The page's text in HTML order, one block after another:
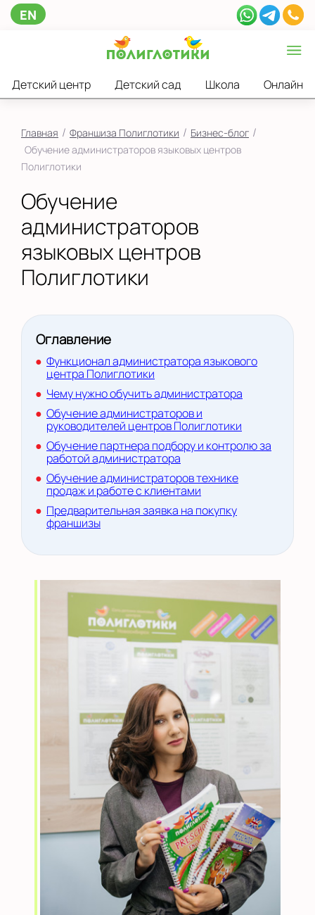
EN
Детский центр Детский сад Школа Онлайн
Главная / Франшиза Полиглотики / Бизнес-блог /
Обучение администраторов языковых центров
Полиглотики
Обучение
администраторов
языковых центров
Полиглотики
Оглавление
Функционал администратора языкового
центра Полиглотики
Чему нужно обучить администратора
Обучение администраторов и
руководителей центров Полиглотики
Обучение партнера подбору и контролю за
работой администратора
Обучение администраторов технике
продаж и работе с клиентами
Предварительная заявка на покупку
франшизы